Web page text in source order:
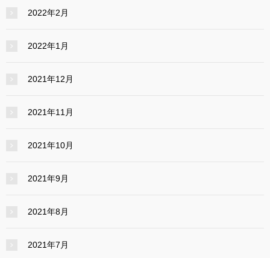
2022年2月
2022年1月
2021年12月
2021年11月
2021年10月
2021年9月
2021年8月
2021年7月